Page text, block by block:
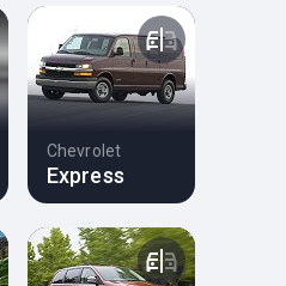
Chevrolet
Express